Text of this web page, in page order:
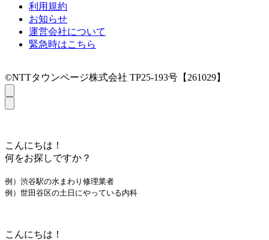
利用規約
お知らせ
運営会社について
緊急時はこちら
©NTTタウンページ株式会社 TP25-193号【261029】
こんにちは！
何をお探しですか？
例）渋谷駅の水まわり修理業者
例）世田谷区の土日にやっている内科
こんにちは！